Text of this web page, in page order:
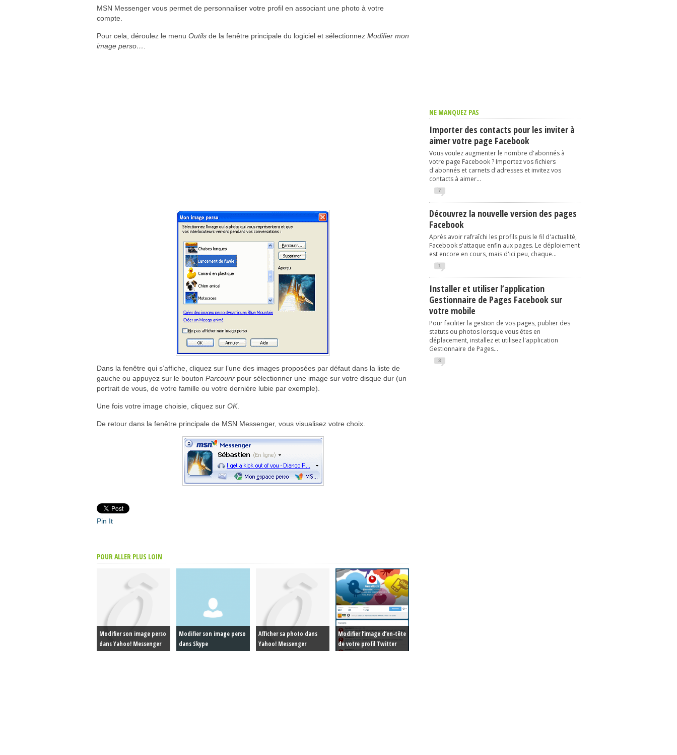
MSN Messenger vous permet de personnaliser votre profil en associant une photo à votre
compte.
Pour cela, déroulez le menu Outils de la fenêtre principale du logiciel et sélectionnez Modifier mon
image perso…
Dans la fenêtre qui s’affiche, cliquez sur l’une des images proposées par défaut dans la liste de
gauche ou appuyez sur le bouton Parcourir pour sélectionner une image sur votre disque dur (un
portrait de vous, de votre famille ou votre dernière lubie par exemple).
Une fois votre image choisie, cliquez sur OK.
De retour dans la fenêtre principale de MSN Messenger, vous visualisez votre choix.
Pin It
POUR ALLER PLUS LOIN
Modifier son image perso
dans Yahoo! Messenger
Modifier son image perso
dans Skype
Afficher sa photo dans
Yahoo! Messenger
Modifier l’image d’en-tête
de votre profil Twitter
NE MANQUEZ PAS
Importer des contacts pour les inviter à
aimer votre page Facebook
Vous voulez augmenter le nombre d'abonnés à
votre page Facebook ? Importez vos fichiers
d'abonnés et carnets d'adresses et invitez vos
contacts à aimer...
7
Découvrez la nouvelle version des pages
Facebook
Après avoir rafraîchi les profils puis le fil d'actualité,
Facebook s'attaque enfin aux pages. Le déploiement
est encore en cours, mais d'ici peu, chaque...
1
Installer et utiliser l’application
Gestionnaire de Pages Facebook sur
votre mobile
Pour faciliter la gestion de vos pages, publier des
statuts ou photos lorsque vous êtes en
déplacement, installez et utilisez l'application
Gestionnaire de Pages...
3